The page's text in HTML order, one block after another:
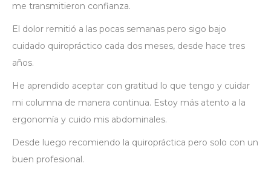
me transmitieron confianza.
El dolor remitió a las pocas semanas pero sigo bajo
cuidado quiropráctico cada dos meses, desde hace tres
años.
He aprendido aceptar con gratitud lo que tengo y cuidar
mi columna de manera continua. Estoy más atento a la
ergonomía y cuido mis abdominales.
Desde luego recomiendo la quiropráctica pero solo con un
buen profesional.